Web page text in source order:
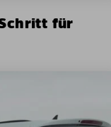
für